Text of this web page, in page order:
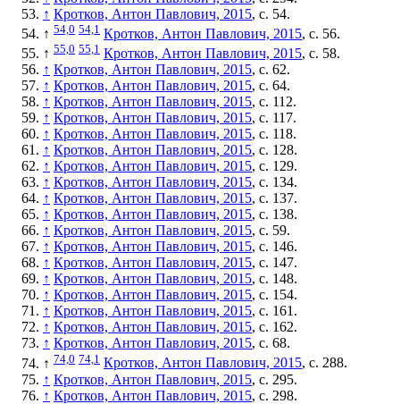
↑ Кротков, Антон Павлович, 2015, с. 54.
↑ 54,0 54,1 Кротков, Антон Павлович, 2015, с. 56.
↑ 55,0 55,1 Кротков, Антон Павлович, 2015, с. 58.
↑ Кротков, Антон Павлович, 2015, с. 62.
↑ Кротков, Антон Павлович, 2015, с. 64.
↑ Кротков, Антон Павлович, 2015, с. 112.
↑ Кротков, Антон Павлович, 2015, с. 117.
↑ Кротков, Антон Павлович, 2015, с. 118.
↑ Кротков, Антон Павлович, 2015, с. 128.
↑ Кротков, Антон Павлович, 2015, с. 129.
↑ Кротков, Антон Павлович, 2015, с. 134.
↑ Кротков, Антон Павлович, 2015, с. 137.
↑ Кротков, Антон Павлович, 2015, с. 138.
↑ Кротков, Антон Павлович, 2015, с. 59.
↑ Кротков, Антон Павлович, 2015, с. 146.
↑ Кротков, Антон Павлович, 2015, с. 147.
↑ Кротков, Антон Павлович, 2015, с. 148.
↑ Кротков, Антон Павлович, 2015, с. 154.
↑ Кротков, Антон Павлович, 2015, с. 161.
↑ Кротков, Антон Павлович, 2015, с. 162.
↑ Кротков, Антон Павлович, 2015, с. 68.
↑ 74,0 74,1 Кротков, Антон Павлович, 2015, с. 288.
↑ Кротков, Антон Павлович, 2015, с. 295.
↑ Кротков, Антон Павлович, 2015, с. 298.